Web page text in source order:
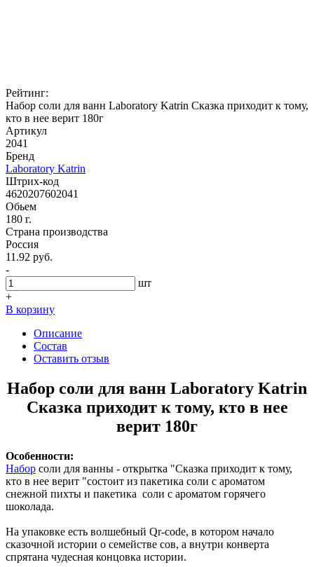
Рейтинг:
Набор соли для ванн Laboratory Katrin Сказка приходит к тому,
кто в нее верит 180г
Артикул
2041
Бренд
Laboratory Katrin
Штрих-код
4620207602041
Обьем
180 г.
Страна производства
Россия
11.92 руб.
-
шт
+
В корзину
Описание
Состав
Оставить отзыв
Набор соли для ванн Laboratory Katrin
Сказка приходит к тому, кто в нее
верит 180г
Особенности:
Набор соли для ванны - открытка "Сказка приходит к тому,
кто в нее верит "состоит из пакетика соли с ароматом
снежной пихты и пакетика соли с ароматом горячего
шоколада.
На упаковке есть волшебный Qr-code, в котором начало
сказочной истории о семействе сов, а внутри конверта
спрятана чудесная концовка истории.